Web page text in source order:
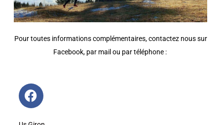
Pour toutes informations complémentaires, contactez nous sur
Facebook, par mail ou par téléphone :